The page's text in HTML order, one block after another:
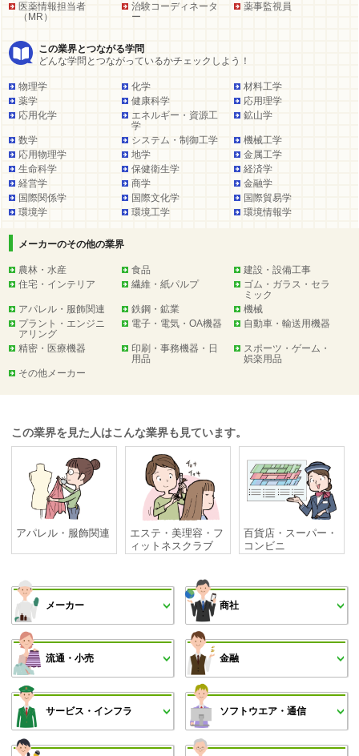
医薬情報担当者
（MR）
治験コーディネータ
ー
薬事監視員
この業界とつながる学問
どんな学問とつながっているかチェックしよう！
物理学 化学
材料工学
薬学
健康科学
応用理学
応用化学
エネルギー・資源工
学
鉱山学
数学 システム・制御工学
機械工学
応用物理学
地学
金属工学
生命科学
保健衛生学
経済学
経営学
商学
金融学
国際関係学
国際文化学
国際貿易学
環境学
環境工学 環境情報学
メーカーのその他の業界
農林・水産 食品
建設・設備工事
住宅・インテリア
繊維・紙パルプ
ゴム・ガラス・セラ
ミック
アパレル・服飾関連
鉄鋼・鉱業
機械
プラント・エンジニ
アリング
電子・電気・OA機器 自動車・輸送用機器
精密・医療機器
印刷・事務機器・日
用品
スポーツ・ゲーム・
娯楽用品
その他メーカー
この業界を見た人はこんな業界も見ています。
アパレル・服飾関連
エステ・美理容・フ
ィットネスクラブ
百貨店・スーパー・
コンビニ
メーカー 商社
流通・小売 金融
サービス・インフラ ソフトウエア・通信